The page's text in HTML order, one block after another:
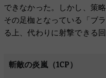
できなかった。しかし、策
その足枷となっている「ブ
る上、代わりに射撃できる
斬敵の炎嵐（1CP）